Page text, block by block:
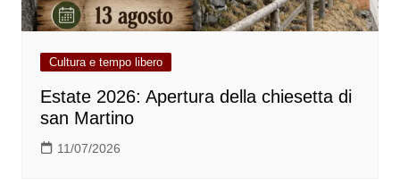
Cultura e tempo libero
Estate 2026: Apertura della chiesetta di
san Martino
11/07/2026